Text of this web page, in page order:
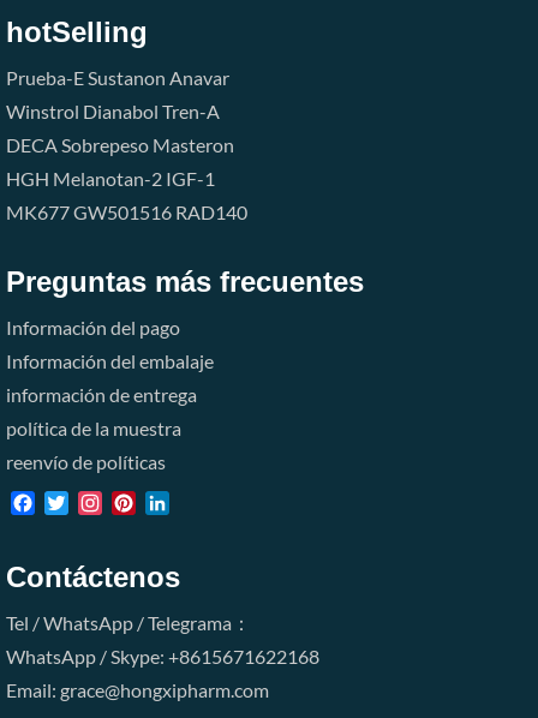
hotSelling
Prueba-ESustanon Anavar
Winstrol Dianabol Tren-A
DECASobrepeso Masteron
HGH Melanotan-2 IGF-1
MK677GW501516 RAD140
Preguntas más frecuentes
Información del pago
Información del embalaje
información de entrega
política de la muestra
reenvío de políticas
Facebook
TwitterInstagramPinterest
Contáctenos
Tel / WhatsApp / Telegrama：
WhatsApp / Skype: +8615671622168
Email: grace@hongxipharm.com